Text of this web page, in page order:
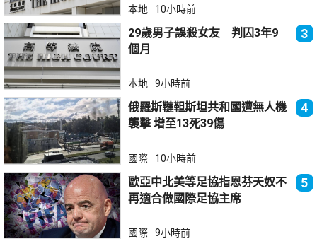
本地 10小時前
29歲男子誤殺女友 判囚3年9
個月
3
本地 9小時前
俄羅斯韃靼斯坦共和國遭無人機
襲擊 增至13死39傷
4
國際 10小時前
歐亞中北美等足協指恩芬天奴不
再適合做國際足協主席
5
國際 9小時前